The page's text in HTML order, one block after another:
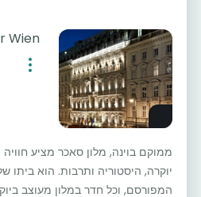
Wien
ממוקם בוינה, מלון סאכר מציע
יוקרה, היסטוריה ותרבות. הוא
המפורסם, וכל חדר במלון מעוצב